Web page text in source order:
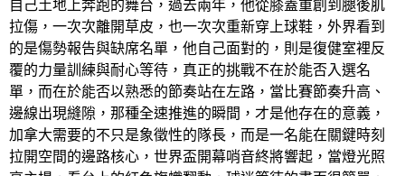
自己土地上奔跑的舞台，過去兩年，他從膝蓋重創到腿後肌
拉傷，一次次離開草皮，也一次次重新穿上球鞋，外界看到
的是傷勢報告與缺席名單，他自己面對的，則是復健室裡反
覆的力量訓練與耐心等待，真正的挑戰不在於能否入選名
單，而在於能否以熟悉的節奏站在左路，當比賽節奏升高、
邊線出現縫隙，那種全速推進的瞬間，才是他存在的意義，
加拿大需要的不只是象徵性的隊長，而是一名能在關鍵時刻
拉開空間的邊路核心，世界盃開幕哨音終將響起，當燈光照